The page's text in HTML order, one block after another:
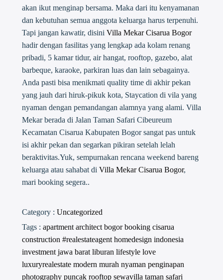
akan ikut menginap bersama. Maka dari itu kenyamanan
dan kebutuhan semua anggota keluarga harus terpenuhi.
Tapi jangan kawatir, disini Villa Mekar Cisarua Bogor
hadir dengan fasilitas yang lengkap ada kolam renang
pribadi, 5 kamar tidur, air hangat, rooftop, gazebo, alat
barbeque, karaoke, parkiran luas dan lain sebagainya.
Anda pasti bisa menikmati quality time di akhir pekan
yang jauh dari hiruk-pikuk kota, Staycation di vila yang
nyaman dengan pemandangan alamnya yang alami. Villa
Mekar berada di Jalan Taman Safari Cibeureum
Kecamatan Cisarua Kabupaten Bogor sangat pas untuk
isi akhir pekan dan segarkan pikiran setelah lelah
beraktivitas.Yuk, sempurnakan rencana weekend bareng
keluarga atau sahabat di Villa Mekar Cisarua Bogor,
mari booking segera..
Category : Uncategorized
Tags : apartment architect bogorbooking cisarua
construction #realestateagent homedesign indonesia
investment jawa barat liburan lifestyle love
luxuryrealestate modern murah nyaman penginapan
photography puncak rooftop sewavilla taman safari